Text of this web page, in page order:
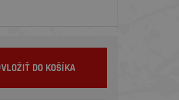
VLOŽIŤ DO KOŠÍKA